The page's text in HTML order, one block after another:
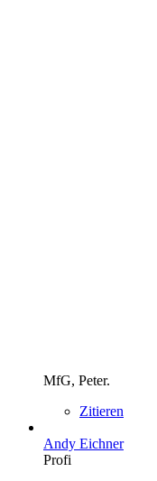
MfG, Peter.
Zitieren
Andy Eichner
Profi